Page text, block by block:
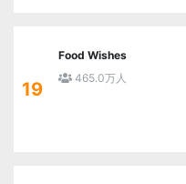
19
Food Wishes
465.0万人